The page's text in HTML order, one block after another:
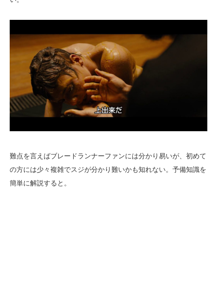
難点を言えばブレードランナーファンには分かり易いが、初めて
の方には少々複雑でスジが分かり難いかも知れない。予備知識を
簡単に解説すると。